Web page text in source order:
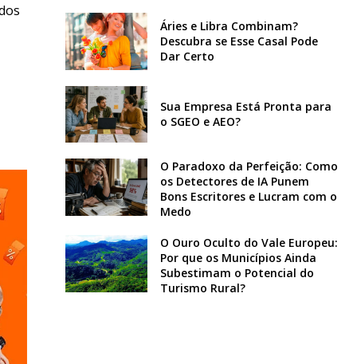
Áries e Libra Combinam?
Descubra se Esse Casal Pode
Dar Certo
Sua Empresa Está Pronta para
o SGEO e AEO?
O Paradoxo da Perfeição: Como
os Detectores de IA Punem
Bons Escritores e Lucram com o
Medo
O Ouro Oculto do Vale Europeu:
Por que os Municípios Ainda
Subestimam o Potencial do
Turismo Rural?